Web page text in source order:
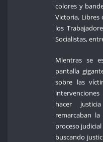
colores y
Victoria, Libres
los
Socialistas,
Mientras se
pantalla
sobre las
hacer
remarcaban
proceso
buscando